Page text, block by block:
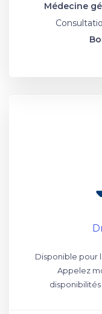
Médecine
Disponible pour
Appelez